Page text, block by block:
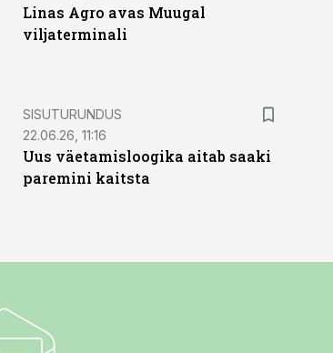
Linas Agro avas Muugal
viljaterminali
ST
SISUTURUNDUS
22.06.26, 11:16
Uus väetamisloogika aitab saaki
paremini kaitsta